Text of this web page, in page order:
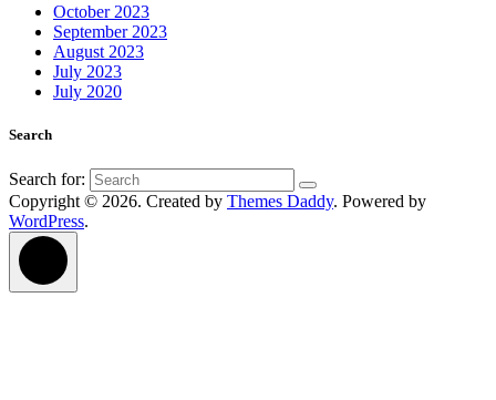
October 2023
September 2023
August 2023
July 2023
July 2020
Search
Search for:
Copyright © 2026. Created by Themes Daddy. Powered by
WordPress.